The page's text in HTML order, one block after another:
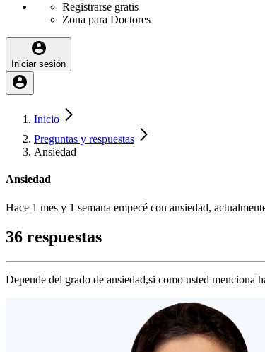
Registrarse gratis
Zona para Doctores
Iniciar sesión
Inicio
Preguntas y respuestas
Ansiedad
Ansiedad
Hace 1 mes y 1 semana empecé con ansiedad,
36 respuestas
Depende del grado de ansiedad,si como usted